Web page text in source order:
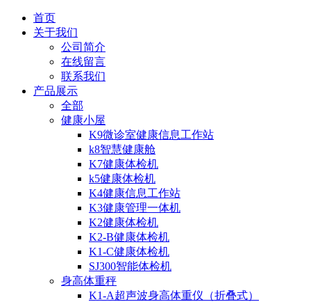
首页
关于我们
公司简介
在线留言
联系我们
产品展示
全部
健康小屋
K9微诊室健康信息工作站
k8智慧健康舱
K7健康体检机
k5健康体检机
K4健康信息工作站
K3健康管理一体机
K2健康体检机
K2-B健康体检机
K1-C健康体检机
SJ300智能体检机
身高体重秤
K1-A超声波身高体重仪（折叠式）